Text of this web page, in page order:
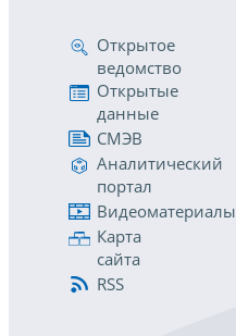
Открытое
ведомство
Открытые
данные
СМЭВ
Аналитический
портал
Видеоматериалы
Карта
сайта
RSS